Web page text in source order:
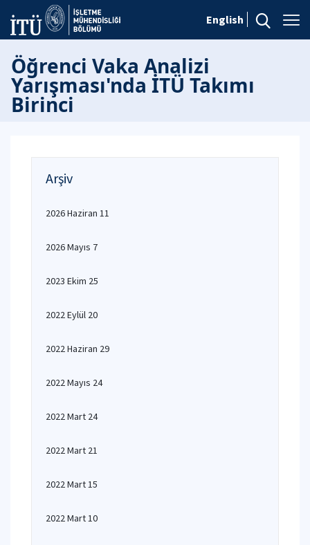
English
Öğrenci Vaka Analizi
Yarışması'nda İTÜ Takımı
Birinci
Arşiv
2026 Haziran 11
2026 Mayıs 7
2023 Ekim 25
2022 Eylül 20
2022 Haziran 29
2022 Mayıs 24
2022 Mart 24
2022 Mart 21
2022 Mart 15
2022 Mart 10